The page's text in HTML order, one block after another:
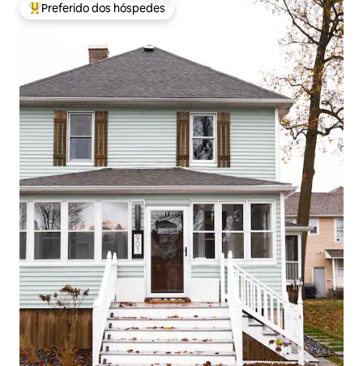
Entre os melhores preferidos dos hóspedes
Preferido dos hóspedes